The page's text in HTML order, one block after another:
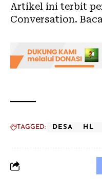
Artikel ini terbit
Conversation. Baca
TAGGED: DESA HL